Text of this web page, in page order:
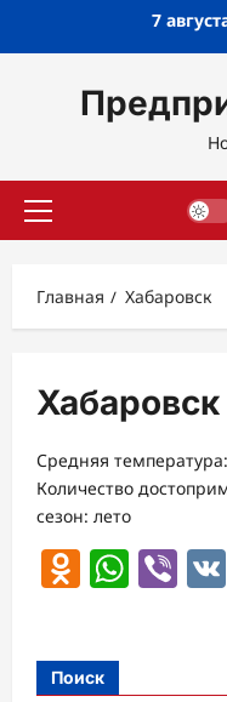
7
Основное
Главная Хабаровск
Хабаровск
Средняя
Количество
сезон: лето
Поиск